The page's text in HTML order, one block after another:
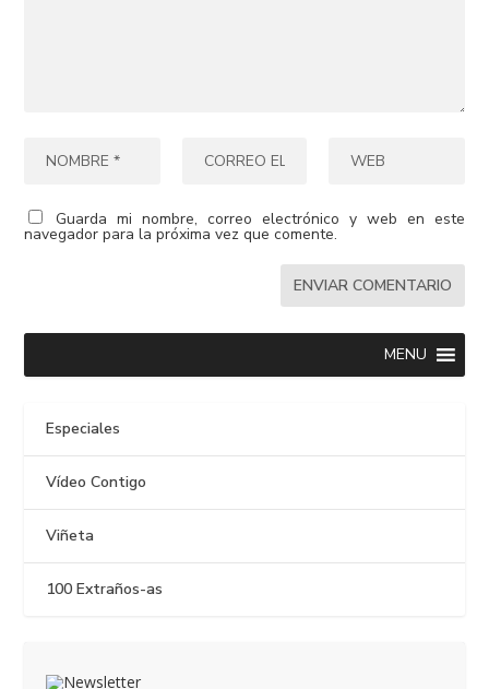
Guarda mi nombre, correo electrónico y web en este
navegador para la próxima vez que comente.
MENU
Especiales
Vídeo Contigo
Viñeta
100 Extraños-as